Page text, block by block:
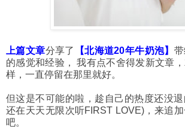
上篇文章分享了 【北海道20年牛奶泡】
的感觉和经验， 我有点不舍得发新文章
样，一直停留在那里就好。
但这是不可能的啦，趁自己的热度还没
还在天天无限次听FIRST LOVE)，来追
吧。